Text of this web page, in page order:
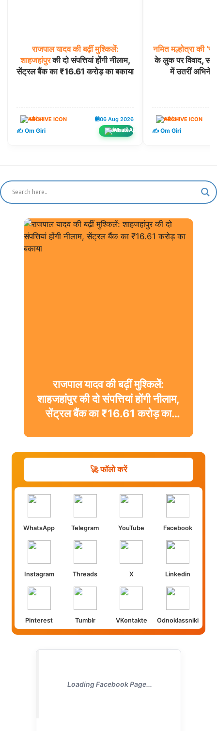
राजपाल यादव की बढ़ीं मुश्किलें:
शाहजहांपुरकी दो संपत्तियां होंगी नीलाम,
सेंट्रल बैंक का ₹16.61 करोड़ का बकाया
मनोरंजन 06 Aug 2026
✍️ Om Giri शेयर करें
नमित मल्होत्रा की
के लुक पर विवाद,
में उतरीं
मनोरंजन
✍️ Om Giri
राजपाल यादव की बढ़ीं मुश्किलें:
शाहजहांपुर की दो संपत्तियां होंगी नीलाम,
सेंट्रल बैंक का ₹16.61 करोड़ का
🚀 फॉलो करें
WhatsApp Telegram YouTube Facebook
Instagram Threads X Linkedin
Pinterest Tumblr VKontakte Odnoklassniki
Loading Facebook Page...